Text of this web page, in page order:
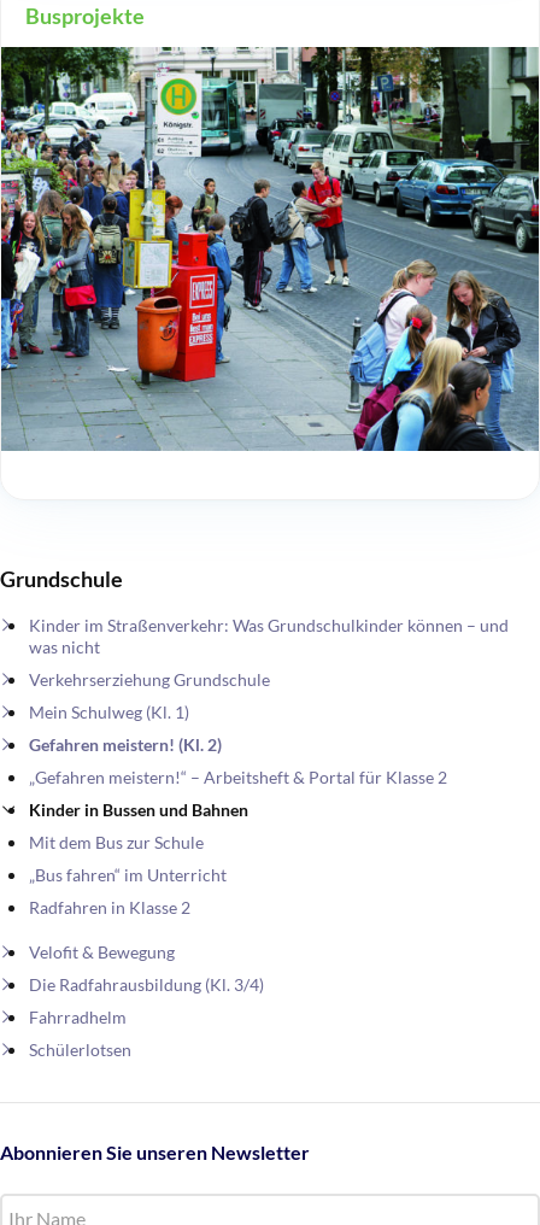
Grundschule
Kinder im Straßenverkehr: Was Grundschulkinder können – und
was nicht
Verkehrserziehung Grundschule
Mein Schulweg (Kl. 1)
Gefahren meistern! (Kl. 2)
„Gefahren meistern!“ – Arbeitsheft & Portal für Klasse 2
Kinder in Bussen und Bahnen
Mit dem Bus zur Schule
„Bus fahren“ im Unterricht
Radfahren in Klasse 2
Velofit & Bewegung
Die Radfahrausbildung (Kl. 3/4)
Fahrradhelm
Schülerlotsen
Abonnieren Sie unseren Newsletter
Busprojekte